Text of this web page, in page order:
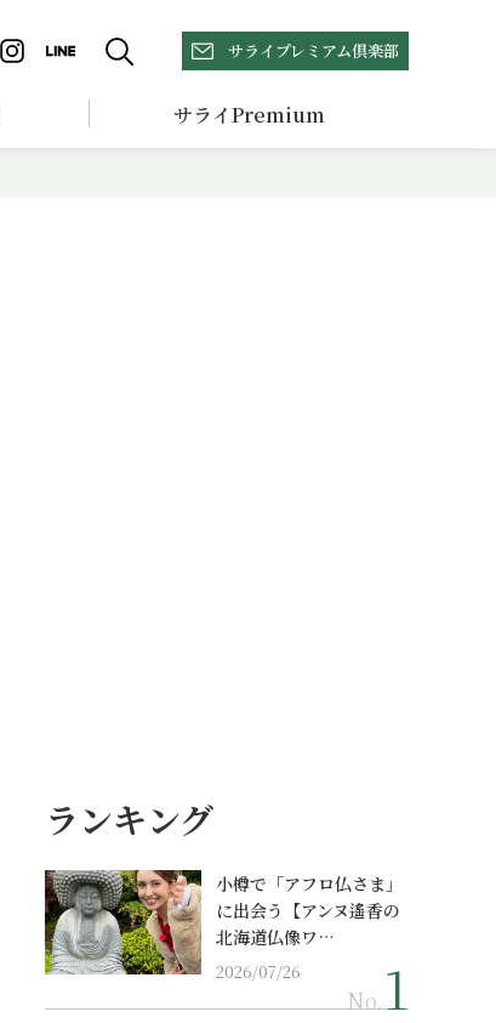
サライプレミアム倶楽部
サライPremium
ランキング
小樽で「アフロ仏さま」
に出会う【アンヌ遙香の
北海道仏像ワ…
2026/07/26
No.